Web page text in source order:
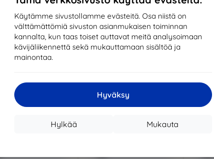
Käytämme sivustollamme evästeitä. Osa niistä on
välttämättömiä sivuston asianmukaisen toiminnan
kannalta, kun taas toiset auttavat meitä analysoimaan
kävijäliikennettä sekä mukauttamaan sisältöä ja
mainontaa.
Hyväksy
Mukauta
Hylkää
Varastossa > 5 kpl Varastossa > 5 kpl
-10% -10%